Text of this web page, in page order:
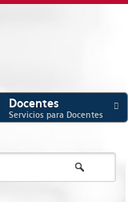
Docentes
Servicios para Docentes